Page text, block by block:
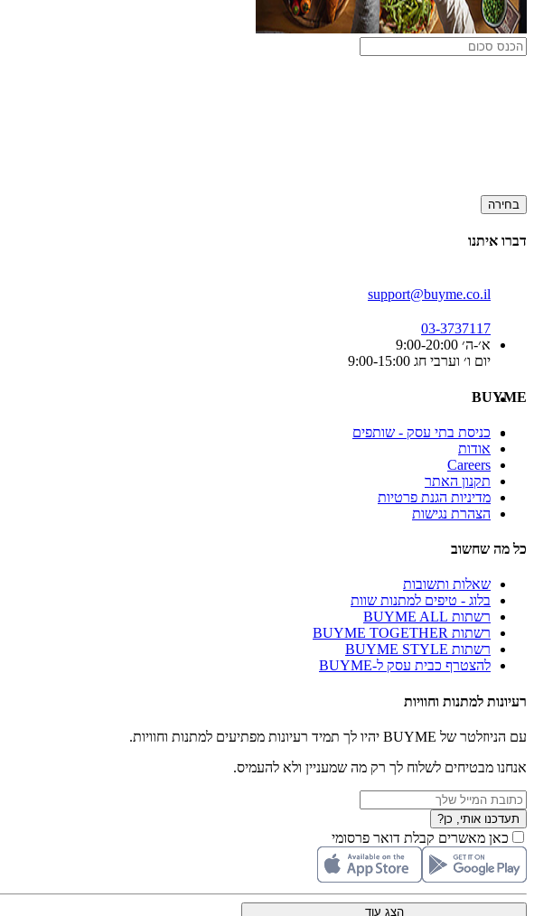
בחירה
דברו איתנו
support@buyme.co.il
03-3737117
א׳-ה׳ 9:00-20:00
יום ו׳ וערבי חג 9:00-15:00
BUYME
כניסת בתי עסק - שותפים
אודות
Careers
תקנון האתר
מדיניות הגנת פרטיות
הצהרת נגישות
כל מה שחשוב
שאלות ותשובות
בלוג - טיפים למתנות שוות
רשתות BUYME ALL
רשתות BUYME TOGETHER
רשתות BUYME STYLE
להצטרף כבית עסק ל-BUYME
רעיונות למתנות וחוויות
עם הניוזלטר של BUYME יהיו לך תמיד רעיונות מפתיעים למתנות וחוויות.
אנחנו מבטיחים לשלוח לך רק מה שמעניין ולא להעמיס.
תעדכנו אותי, כן?
כאן מאשרים קבלת דואר פרסומי
הצג עוד